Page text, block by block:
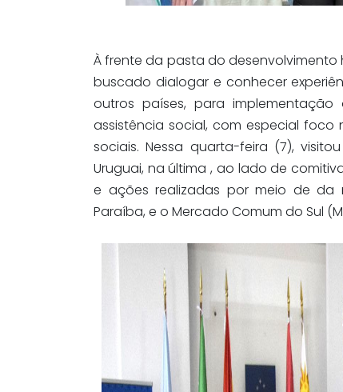
À frente da pasta do desenvolvimento
buscado dialogar e conhecer
outros países, para
assistência social, com especial
sociais. Nessa quarta-feira (7),
Uruguai, na última , ao lado de
e ações realizadas por meio de da
Paraíba, e o Mercado Comum do Sul